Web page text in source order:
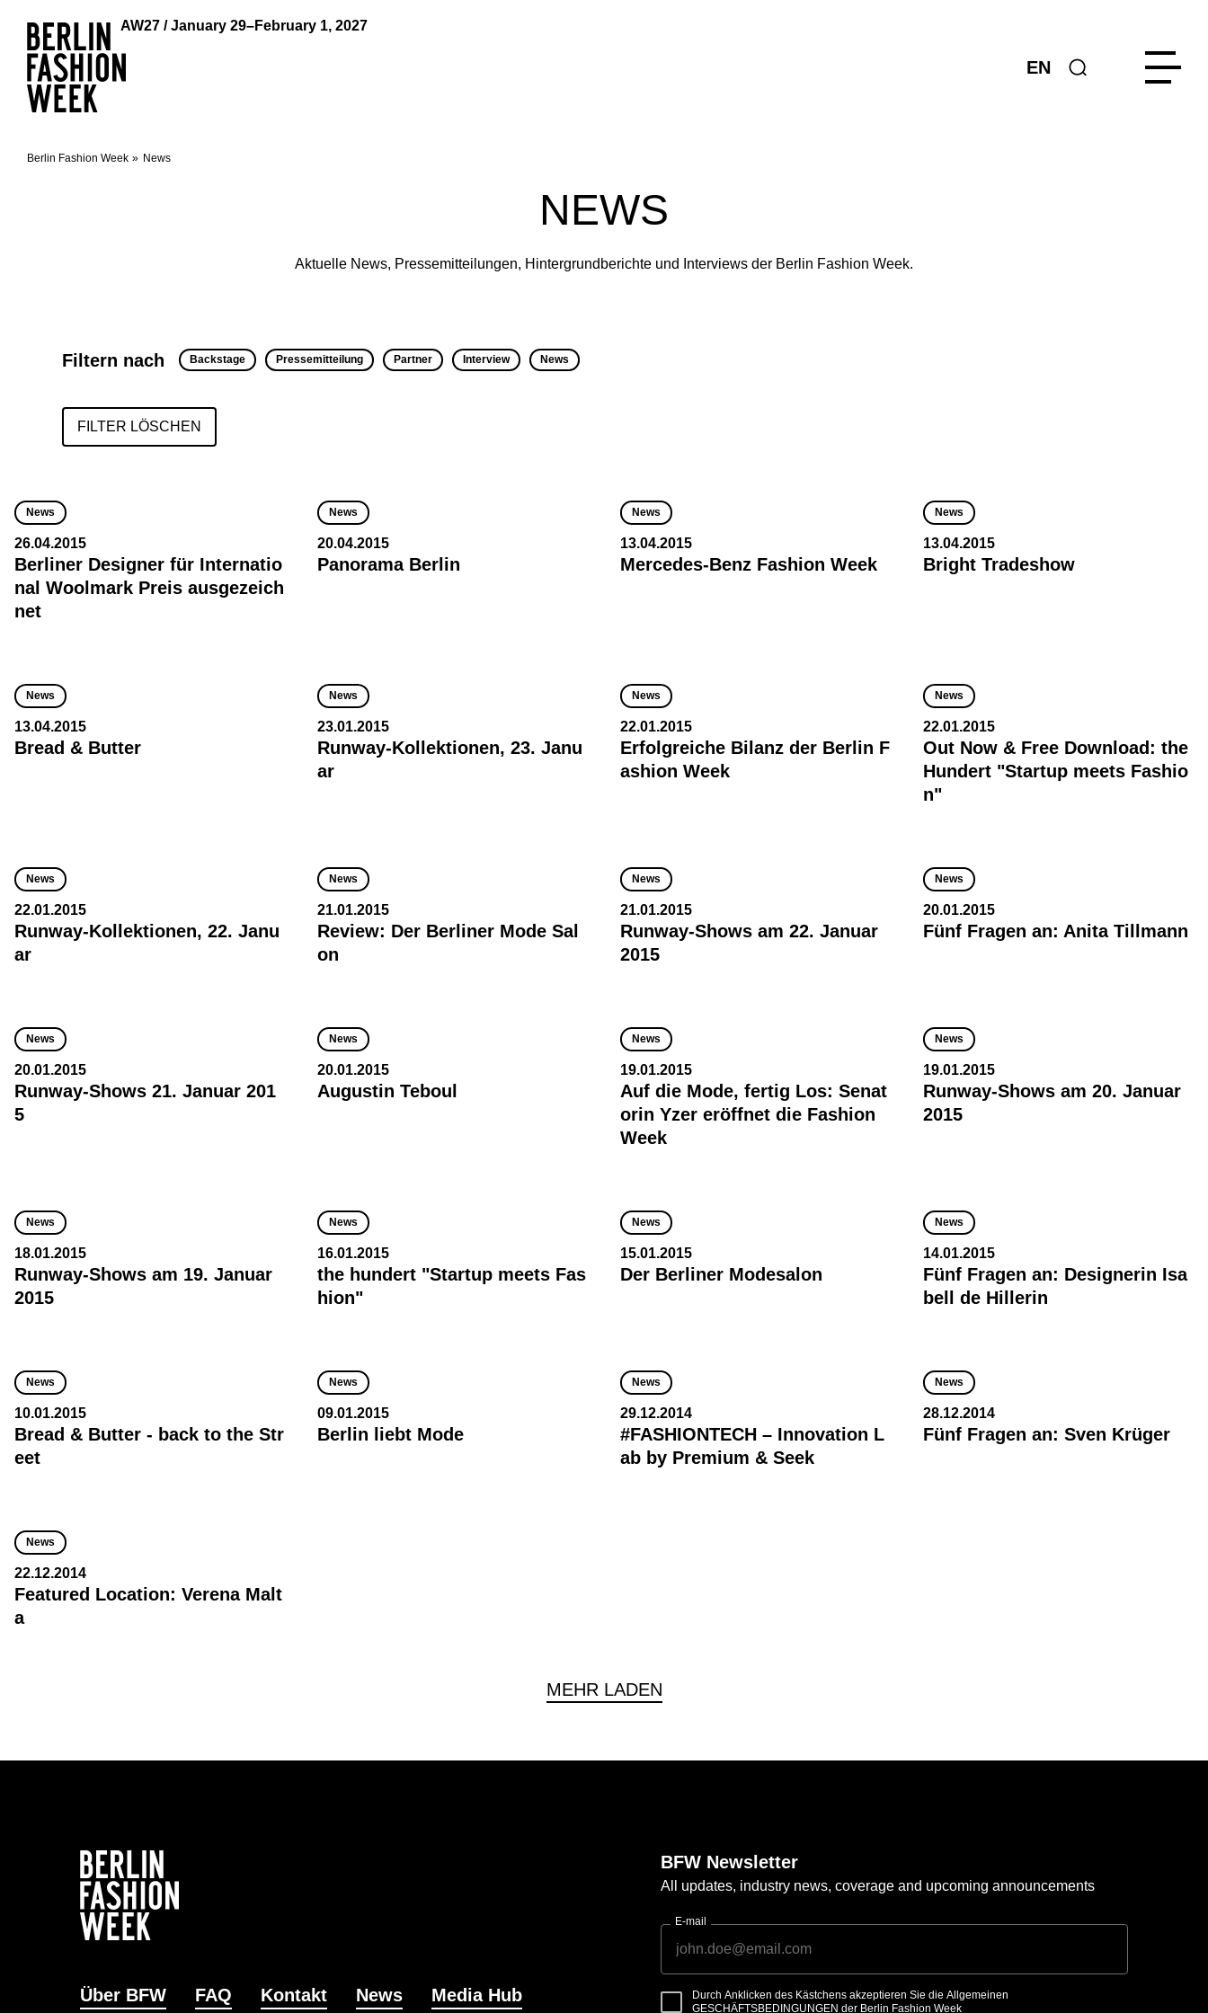
AW27 / January 29–February 1, 2027
EN
Berlin Fashion Week News
NEWS
Aktuelle News, Pressemitteilungen, Hintergrundberichte und Interviews der Berlin Fashion Week.
Filtern nach Backstage Pressemitteilung Partner Interview News
FILTER LÖSCHEN
News
26.04.2015
Berliner Designer für Internatio
nal Woolmark Preis ausgezeich
net
News
20.04.2015
Panorama Berlin
News
13.04.2015
Mercedes-Benz Fashion Week
News
13.04.2015
Bright Tradeshow
News
13.04.2015
Bread & Butter
News
23.01.2015
Runway-Kollektionen, 23. Janu
ar
News
22.01.2015
Erfolgreiche Bilanz der Berlin F
ashion Week
News
22.01.2015
Out Now & Free Download: the
Hundert "Startup meets Fashio
n"
News
22.01.2015
Runway-Kollektionen, 22. Janu
ar
News
21.01.2015
Review: Der Berliner Mode Sal
on
News
21.01.2015
Runway-Shows am 22. Januar
2015
News
20.01.2015
Fünf Fragen an: Anita Tillmann
News
20.01.2015
Runway-Shows 21. Januar 201
5
News
20.01.2015
Augustin Teboul
News
19.01.2015
Auf die Mode, fertig Los: Senat
orin Yzer eröffnet die Fashion
Week
News
19.01.2015
Runway-Shows am 20. Januar
2015
News
18.01.2015
Runway-Shows am 19. Januar
2015
News
16.01.2015
the hundert "Startup meets Fas
hion"
News
15.01.2015
Der Berliner Modesalon
News
14.01.2015
Fünf Fragen an: Designerin Isa
bell de Hillerin
News
10.01.2015
Bread & Butter - back to the Str
eet
News
09.01.2015
Berlin liebt Mode
News
29.12.2014
#FASHIONTECH – Innovation L
ab by Premium & Seek
News
28.12.2014
Fünf Fragen an: Sven Krüger
News
22.12.2014
Featured Location: Verena Malt
a
MEHR LADEN
Über BFW FAQ Kontakt News Media Hub
BFW Newsletter
All updates, industry news, coverage and upcoming announcements
E-mail
Durch Anklicken des Kästchens akzeptieren Sie die Allgemeinen
GESCHÄFTSBEDINGUNGEN der Berlin Fashion Week